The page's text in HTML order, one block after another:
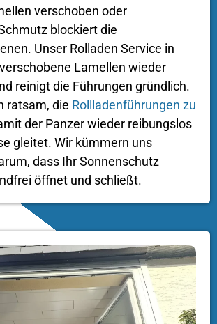
verschoben oder
blockiert die
Unser Rolladen Service in
Lamellen wieder
reinigt die Führungen gründlich.
ratsam, die Rollladenführungen zu
der Panzer wieder reibungslos
gleitet. Wir kümmern uns
dass Ihr Sonnenschutz
öffnet und schließt.